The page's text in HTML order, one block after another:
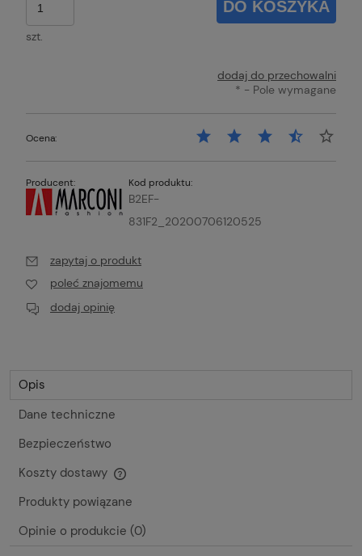
szt.
DO KOSZYKA
dodaj do przechowalni
* - Pole wymagane
Ocena:
Producent: Kod produktu:
B2EF-
831F2_20200706120525
zapytaj o produkt
poleć znajomemu
dodaj opinię
Opis
Dane techniczne
Bezpieczeństwo
Koszty dostawy
Cena nie zawiera ewentualnych kosztów płatności
Produkty powiązane
Opinie o produkcie (0)